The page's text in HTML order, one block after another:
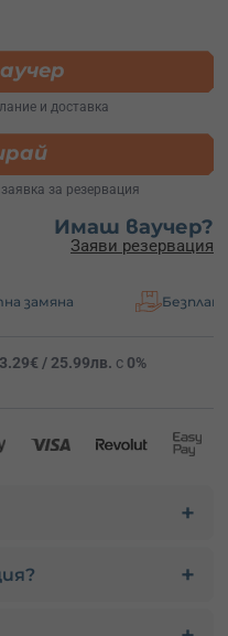
и доставка
за резервация
Имаш ваучер?
Заяви резервация
Безплатна доставка
/ 25.99лв. с 0%